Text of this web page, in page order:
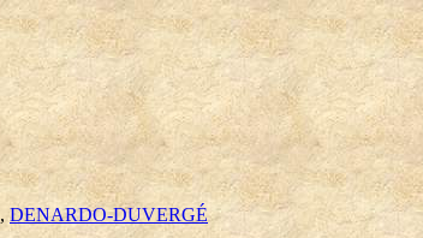
,DENARDO-DUVERGÉ